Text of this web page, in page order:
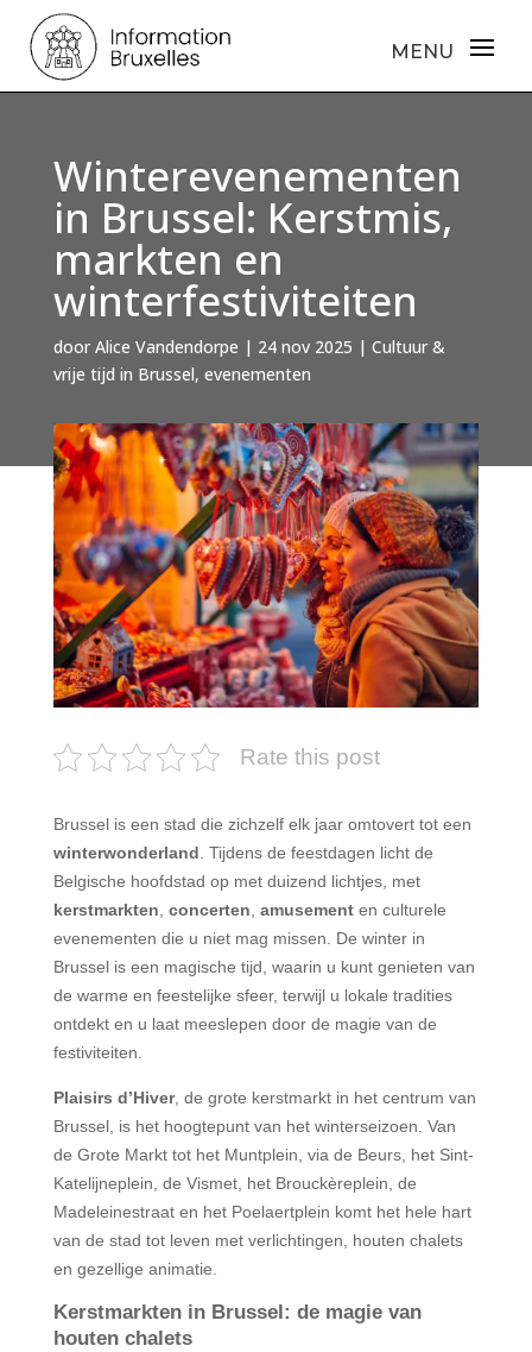
Winterevenementen
in Brussel: Kerstmis,
markten en
winterfestiviteiten
door Alice Vandendorpe | 24 nov 2025 | Cultuur &
vrije tijd in Brussel, evenementen
Rate this post
Brussel is een stad die zichzelf elk jaar omtovert tot een
winterwonderland . Tijdens de feestdagen licht de
Belgische hoofdstad op met duizend lichtjes, met
kerstmarkten concerten amusementen culturele
evenementen die u niet mag missen. De winter in
Brussel is een magische tijd, waarin u kunt genieten van
de warme en feestelijke sfeer, terwijl u lokale tradities
ontdekt en u laat meeslepen door de magie van de
festiviteiten.
Plaisirs d’Hiver, de grote kerstmarkt in het centrum van
Brussel, is het hoogtepunt van het winterseizoen. Van
de Grote Markt tot het Muntplein, via de Beurs, het Sint-
Katelijneplein, de Vismet, het Brouckèreplein, de
Madeleinestraat en het Poelaertplein komt het hele hart
van de stad tot leven met verlichtingen, houten chalets
en gezellige animatie.
Kerstmarkten in Brussel: de magie van
houten chalets